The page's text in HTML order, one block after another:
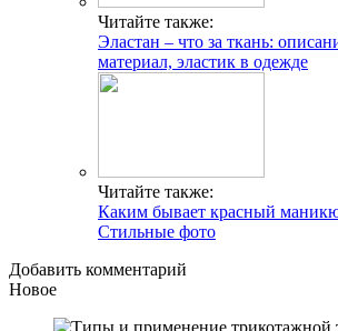
Читайте также:
Эластан – что за ткань:
материал, эластик в одежде
Читайте также:
Каким бывает красный
Стильные фото
Добавить комментарий
Новое